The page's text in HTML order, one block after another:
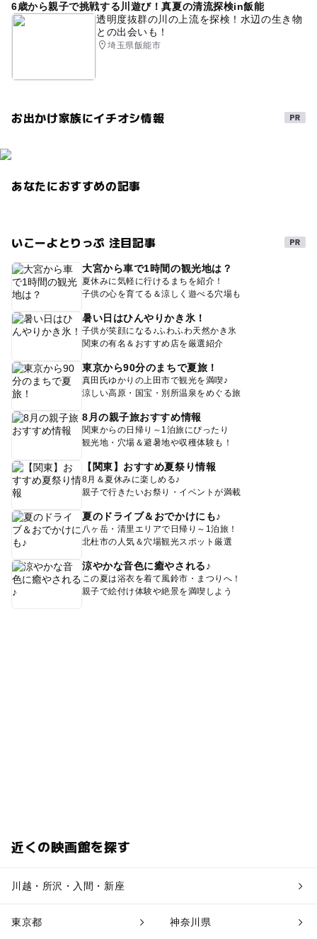
6歳から親子で挑戦する川遊び！真夏の清流探検in飯能
透明度抜群の川の上流を探検！水辺の生き物
との出会いも！
埼玉県飯能市
お出かけ家族にイチオシ情報
あなたにおすすめの記事
いこーよとりっぷ 注目記事
大宮から車で1時間の観光地は？
夏休みに気軽に行けるまちを紹介！
子供の心を育てる＆涼しく遊べる穴場も
暑い日はひんやりかき氷！
子供が笑顔になる♪ふわふわ天然かき氷
関東の有名＆おすすめ店を厳選紹介
東京から90分のまちで夏旅！
真田氏ゆかりの上田市で観光を満喫♪
涼しい高原・国宝・別所温泉をめぐる旅
8月の親子旅おすすめ情報
関東からの日帰り～1泊旅にぴったり
観光地・穴場＆避暑地や収穫体験も！
【関東】おすすめ夏祭り情報
8月＆夏休みに楽しめる♪
親子で行きたいお祭り・イベントが満載
夏のドライブ＆おでかけにも♪
八ヶ岳・清里エリアで日帰り～1泊旅！
北杜市の人気＆穴場観光スポット厳選
涼やかな音色に癒やされる♪
この夏は浴衣を着て風鈴市・まつりへ！
親子で絵付け体験や絶景を満喫しよう
近くの映画館を探す
川越・所沢・入間・新座
東京都 神奈川県